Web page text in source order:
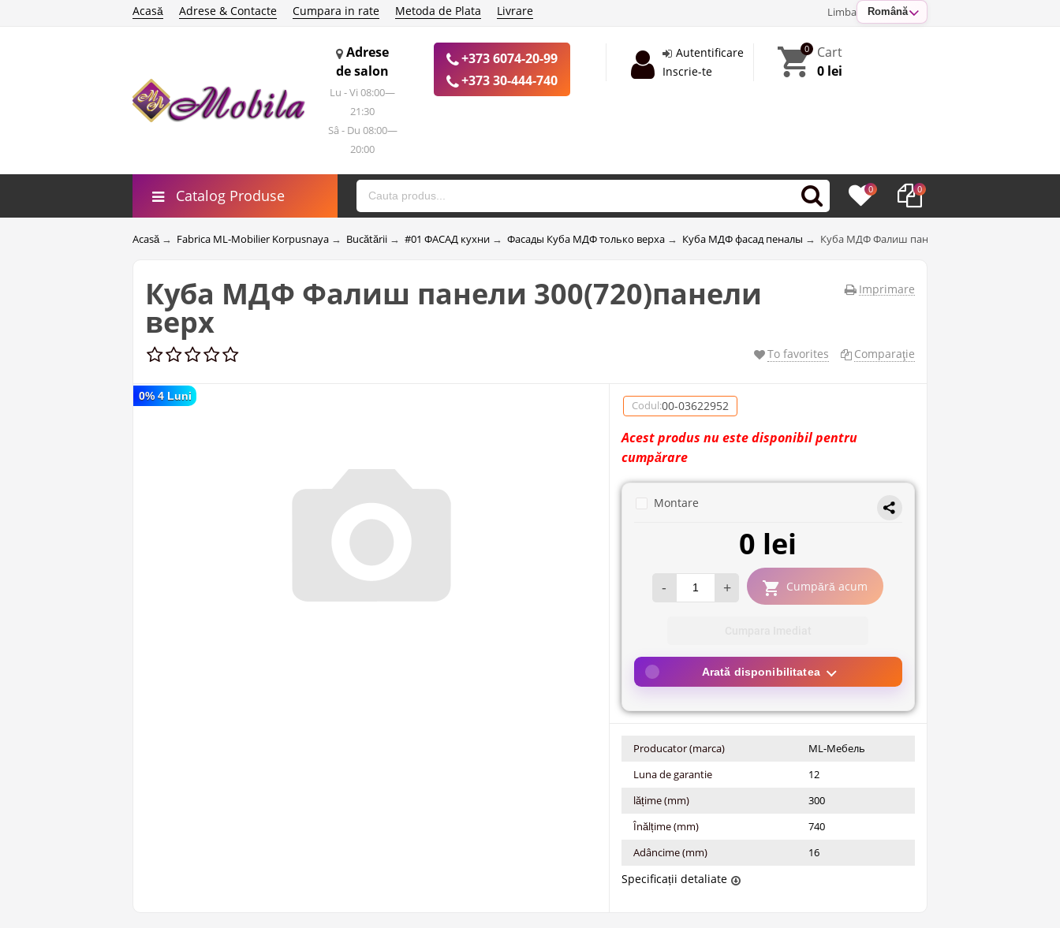
Limba Română
Acasă Adrese & Contacte Cumpara in rate Metoda de Plata Livrare
Adrese
de salon
Lu - Vi 08:00—
21:30
Sâ - Du 08:00—
20:00
+373 6074-20-99
+373 30-444-740
Autentificare
Inscrie-te
0
Cart
0 lei
Catalog Produse 0 0
Acasă → Fabrica ML-Mobilier Korpusnaya → Bucătării → #01 ФАСАД кухни → Фасады Куба МДФ только верха → Куба МДФ фасад пеналы → Куба МДФ Фалиш панели 300(720)панели верх
Imprimare
Куба МДФ Фалиш панели 300(720)панели
верх
To favorites Comparaţie
0% 4 Luni
Codul:00-03622952
Acest produs nu este disponibil pentru
cumpărare
Montare
0 lei
- + Cumpără acum
Arată disponibilitatea
Producator (marca)
ML-Мебель
Luna de garantie
12
lățime (mm)
300
Înălțime (mm)
740
Adâncime (mm)
16
Specificații detaliate